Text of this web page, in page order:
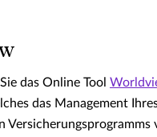
das Online Tool
das Management
Versicherungsprogramms